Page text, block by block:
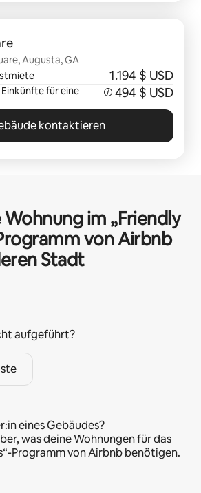
Augusta, GA
1.194 $ USD
für eine
494 $ USD
kontaktieren
im „Friendly
von Airbnb
Stadt
aufgeführt?
eines Gebäudes?
was deine Wohnungen für das
Programm von Airbnb benötigen.